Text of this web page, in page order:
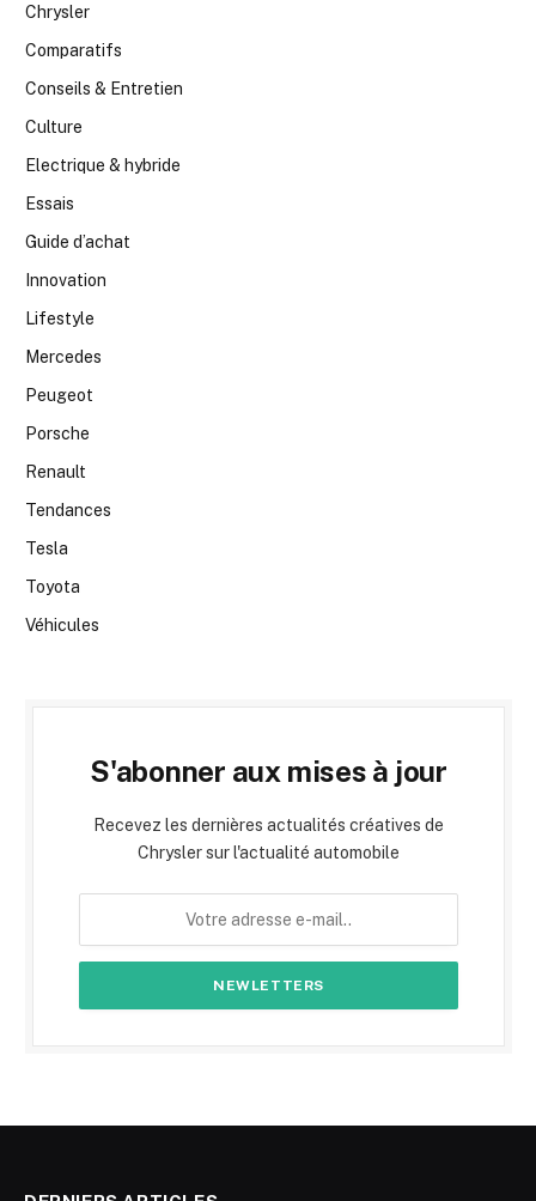
Chrysler
Comparatifs
Conseils & Entretien
Culture
Electrique & hybride
Essais
Guide d’achat
Innovation
Lifestyle
Mercedes
Peugeot
Porsche
Renault
Tendances
Tesla
Toyota
Véhicules
S'abonner aux mises à jour
Recevez les dernières actualités créatives de
Chrysler sur l'actualité automobile